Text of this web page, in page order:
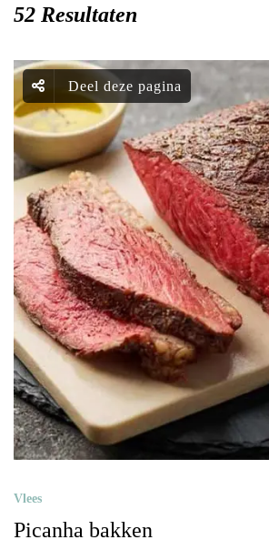
52 Resultaten
Deel deze pagina
Vlees
Picanha bakken